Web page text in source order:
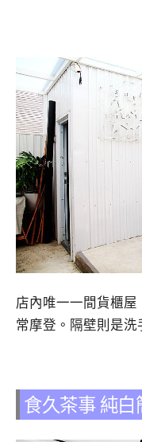
店內唯一一間貨櫃
常摩登。隔壁則是洗
食久茶事 純